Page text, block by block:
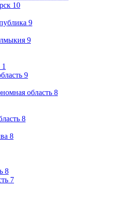
10
9
9
1
9
область 8
8
8
8
7